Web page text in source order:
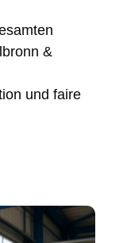
&
und faire